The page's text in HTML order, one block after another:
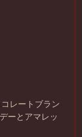
レートブラン
ーとアマレッ